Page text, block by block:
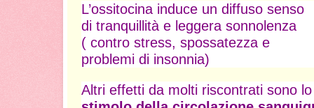
L’ossitocina induce un diffuso senso
di tranquillità e leggera sonnolenza
( contro stress, spossatezza e
problemi di insonnia)
Altri effetti da molti riscontrati sono lo